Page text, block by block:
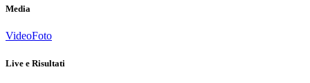
Media
VideoFoto
Live e Risultati